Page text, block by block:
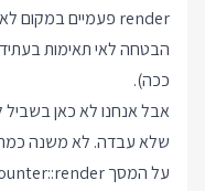
הבטחה לאי תאימות
ככה).
אבל אנחנו לא כאן
שלא עבדה. לא משנה